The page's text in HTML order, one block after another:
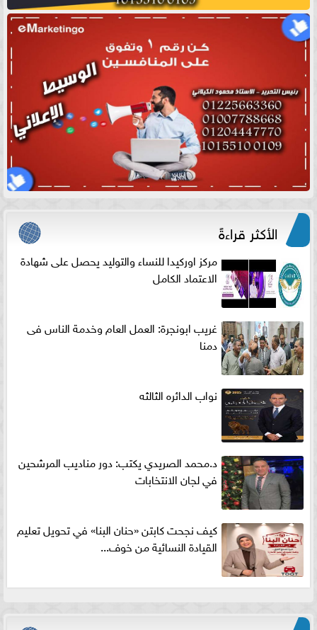
الأكثر قراءةً
مركز اوركيدا للنساء والتوليد يحصل على شهادة
الاعتماد الكامل
غريب ابونجرة: العمل العام وخدمة الناس فى
دمنا
نواب الدائره الثالثه
د.محمد الصريدي يكتب: دور مناديب المرشحين
في لجان الانتخابات
كيف نجحت كابتن «حنان البنا» في تحويل تعليم
القيادة النسائية من خوف...